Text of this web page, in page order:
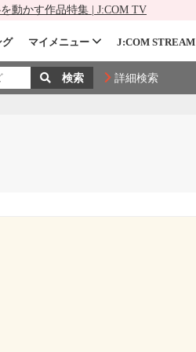
動かす作品特集 | J:COM TV
グ マイメニュー J:COM STREAM
詳細検索